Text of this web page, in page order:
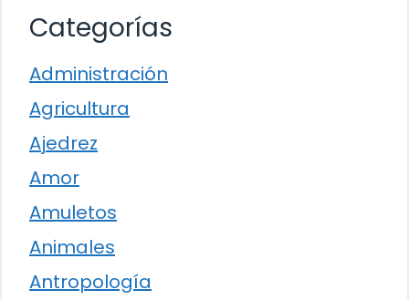
Categorías
Administración
Agricultura
Ajedrez
Amor
Amuletos
Animales
Antropología